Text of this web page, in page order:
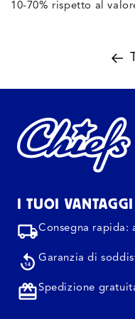
10-70% rispetto al
I TUOI VANTAGGI
Consegna rapida:
Garanzia di
Spedizione